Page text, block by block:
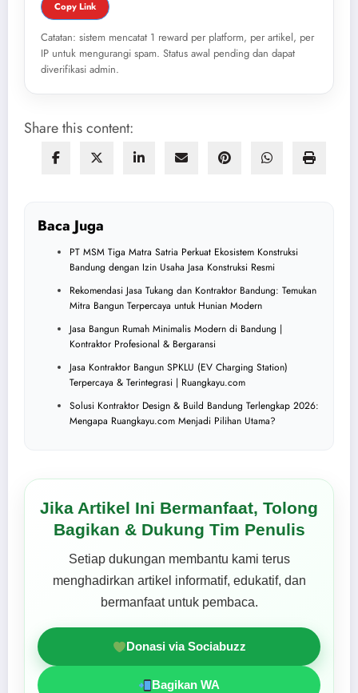
Copy Link
Catatan: sistem mencatat 1 reward per platform, per artikel, per
IP untuk mengurangi spam. Status awal pending dan dapat
diverifikasi admin.
Share this content:
Baca Juga
PT MSM Tiga Matra Satria Perkuat Ekosistem Konstruksi
Bandung dengan Izin Usaha Jasa Konstruksi Resmi
Rekomendasi Jasa Tukang dan Kontraktor Bandung: Temukan
Mitra Bangun Terpercaya untuk Hunian Modern
Jasa Bangun Rumah Minimalis Modern di Bandung |
Kontraktor Profesional & Bergaransi
Jasa Kontraktor Bangun SPKLU (EV Charging Station)
Terpercaya & Terintegrasi | Ruangkayu.com
Solusi Kontraktor Design & Build Bandung Terlengkap 2026:
Mengapa Ruangkayu.com Menjadi Pilihan Utama?
Jika Artikel Ini Bermanfaat, Tolong
Bagikan & Dukung Tim Penulis
Setiap dukungan membantu kami terus
menghadirkan artikel informatif, edukatif, dan
bermanfaat untuk pembaca.
Donasi via Sociabuzz
Bagikan WA